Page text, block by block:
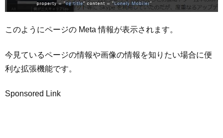
このようにページの Meta 情報が表示されます。
今見ているページの情報や画像の情報を知りたい場合に便
利な拡張機能です。
Sponsored Link